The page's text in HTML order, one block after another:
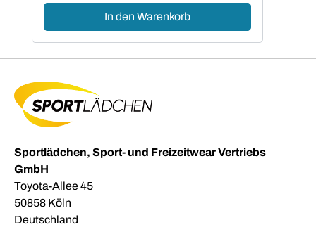
In den Warenkorb
Sportlädchen, Sport- und Freizeitwear Vertriebs
GmbH
Toyota-Allee 45
50858 Köln
Deutschland